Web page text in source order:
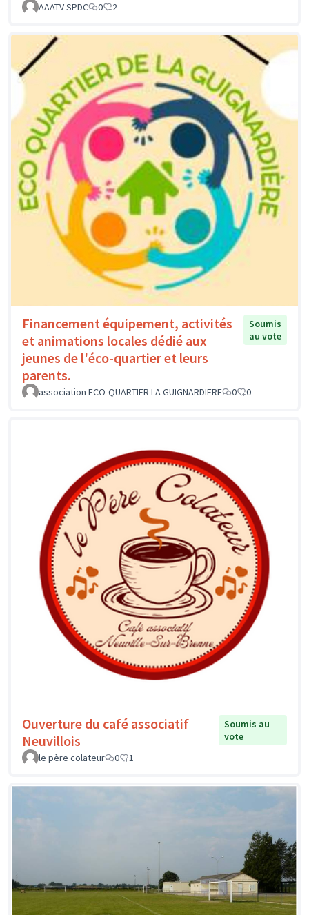
AAATV SPDC
0 2
Financement équipement, activités
et animations locales dédié aux
jeunes de l'éco-quartier et leurs
parents.
Soumis
au vote
association ECO-QUARTIER LA GUIGNARDIERE 0 0
Ouverture du café associatif
Neuvillois
Soumis au
vote
le père colateur
0 1